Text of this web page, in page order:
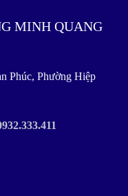
MINH QUANG
Phúc, Phường Hiệp